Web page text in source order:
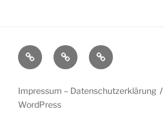
StartseiteImpressum
–
Veranstaltungen
Impressum – Datenschutzerklärung
WordPress